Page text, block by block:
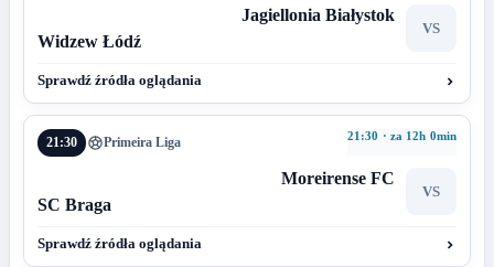
Jagiellonia Białystok
VS
Widzew Łódź
Sprawdź źródła oglądania
21:30 Primeira Liga 21:30 · za 12h 0min
Moreirense FC
VS
SC Braga
Sprawdź źródła oglądania